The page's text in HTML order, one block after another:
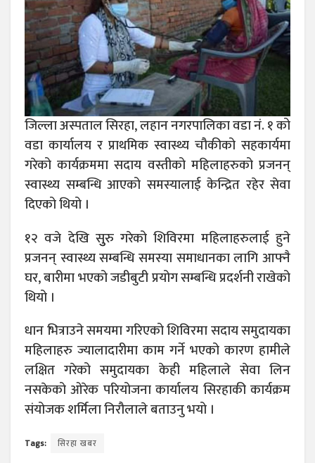
जिल्ला अस्पताल सिरहा, लहान नगरपालिका वडा नं. १ को
वडा कार्यालय र प्राथमिक स्वास्थ्य चौकीको सहकार्यमा
गरेको कार्यक्रममा सदाय वस्तीको महिलाहरुको प्रजनन्
स्वास्थ्य सम्बन्धि आएको समस्यालाई केन्द्रित रहेर सेवा
दिएको थियो ।
१२ वजे देखि सुुरु गरेको शिविरमा महिलाहरुलाई हुने
प्रजनन् स्वास्थ्य सम्बन्धि समस्या समाधानका लागि आफ्नै
घर, बारीमा भएको जडीबुटी प्रयोग सम्बन्धि प्रदर्शनी राखेको
थियो ।
धान भित्राउने समयमा गरिएको शिविरमा सदाय समुदायका
महिलाहरु ज्यालादारीमा काम गर्ने भएको कारण हामीले
लक्षित गरेको समुदायका केही महिलाले सेवा लिन
नसकेको ओरेक परियोजना कार्यालय सिरहाकी कार्यक्रम
संयोजक शर्मिला निरौलाले बताउनु भयो ।
Tags: सिरहा खबर